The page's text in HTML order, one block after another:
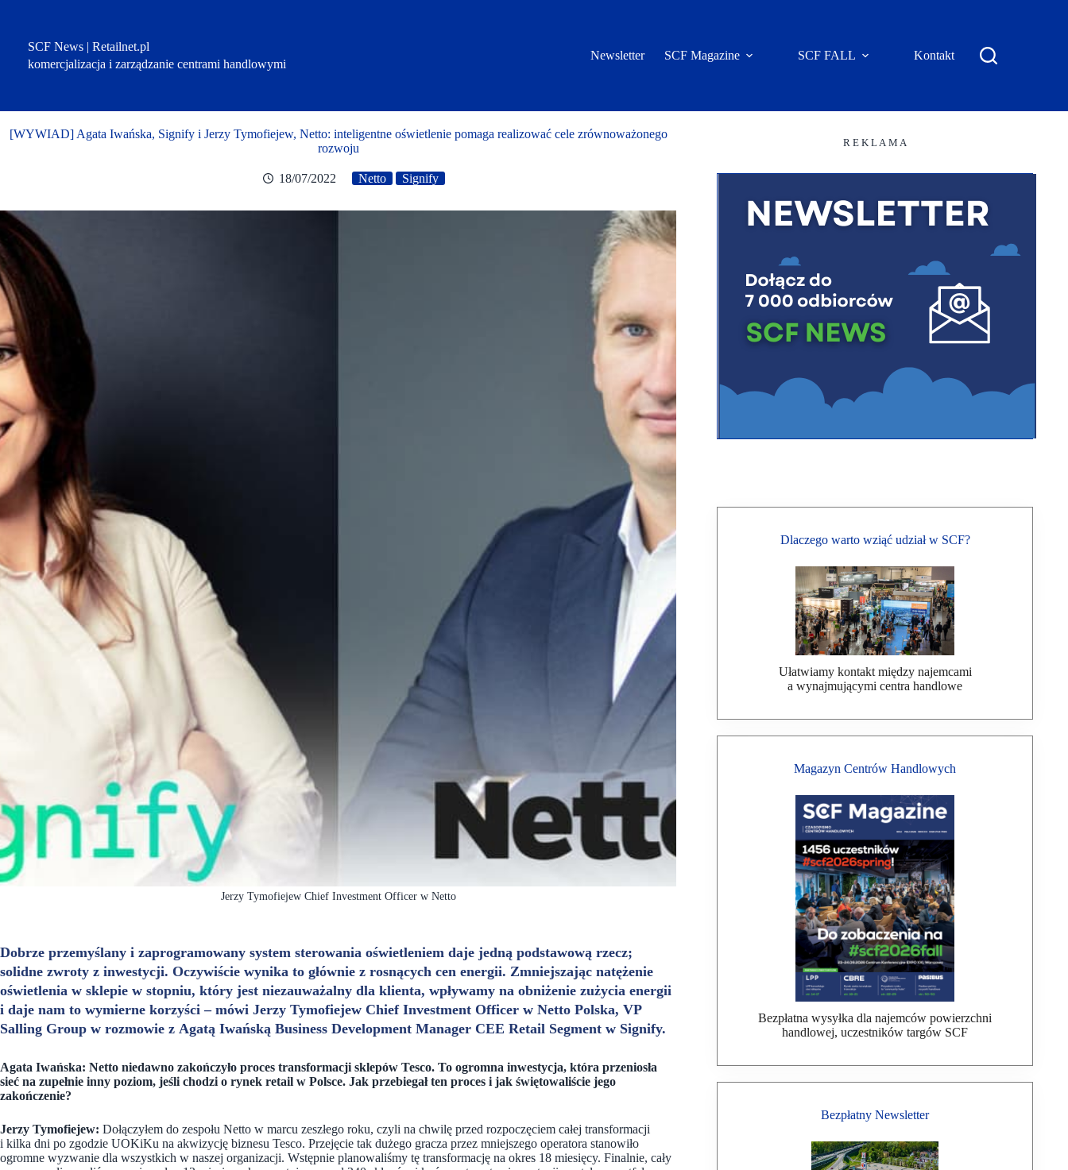
SCF News | Retailnet.pl
komercjalizacja i zarządzanie centrami handlowymi
Newsletter SCF Magazine SCF FALL Kontakt
[WYWIAD] Agata Iwańska, Signify i Jerzy Tymofiejew, Netto: inteligentne oświetlenie pomaga realizować cele zrównoważonego
rozwoju
18/07/2022 Netto Signify
Jerzy Tymofiejew Chief Investment Officer w Netto
Dobrze przemyślany i zaprogramowany system sterowania oświetleniem daje jedną podstawową rzecz;
solidne zwroty z inwestycji. Oczywiście wynika to głównie z rosnących cen energii. Zmniejszając natężenie
oświetlenia w sklepie w stopniu, który jest niezauważalny dla klienta, wpływamy na obniżenie zużycia energii
i daje nam to wymierne korzyści – mówi Jerzy Tymofiejew Chief Investment Officer w Netto Polska, VP
Salling Group w rozmowie z Agatą Iwańską Business Development Manager CEE Retail Segment w Signify.
Agata Iwańska: Netto niedawno zakończyło proces transformacji sklepów Tesco. To ogromna inwestycja, która przeniosła
sieć na zupełnie inny poziom, jeśli chodzi o rynek retail w Polsce. Jak przebiegał ten proces i jak świętowaliście jego
zakończenie?
Jerzy Tymofiejew: Dołączyłem do zespołu Netto w marcu zeszłego roku, czyli na chwilę przed rozpoczęciem całej transformacji
i kilka dni po zgodzie UOKiKu na akwizycję biznesu Tesco. Przejęcie tak dużego gracza przez mniejszego operatora stanowiło
ogromne wyzwanie dla wszystkich w naszej organizacji. Wstępnie planowaliśmy tę transformację na okres 18 miesięcy. Finalnie, cały
R E K L A M A
Dlaczego warto wziąć udział w SCF?
Ułatwiamy kontakt między najemcami
a wynajmującymi centra handlowe
Magazyn Centrów Handlowych
Bezpłatna wysyłka dla najemców powierzchni
handlowej, uczestników targów SCF
Bezpłatny Newsletter